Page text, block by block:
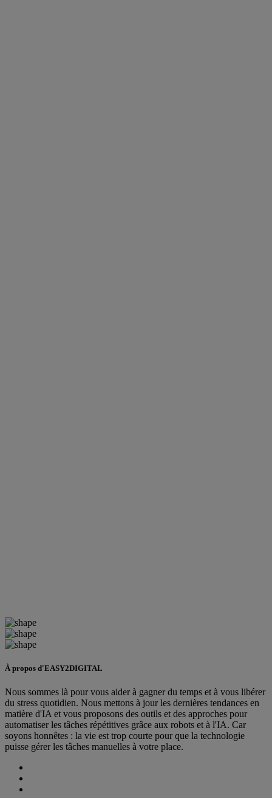
À propos d'EASY2DIGITAL
Nous sommes là pour vous aider à gagner du temps et à vous libérer
du stress quotidien. Nous mettons à jour les dernières tendances en
matière d'IA et vous proposons des outils et des approches pour
automatiser les tâches répétitives grâce aux robots et à l'IA. Car
soyons honnêtes : la vie est trop courte pour que la technologie
puisse gérer les tâches manuelles à votre place.